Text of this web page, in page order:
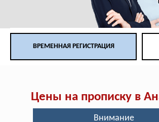
ВРЕМЕННАЯ РЕГИСТРАЦИЯ
Цены на прописку в
Внимание